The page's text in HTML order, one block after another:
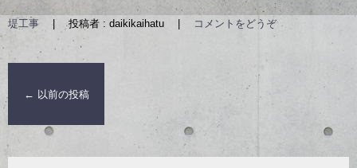
堤工事 投稿者 : daikikaihatu コメントをどうぞ
← 以前の投稿